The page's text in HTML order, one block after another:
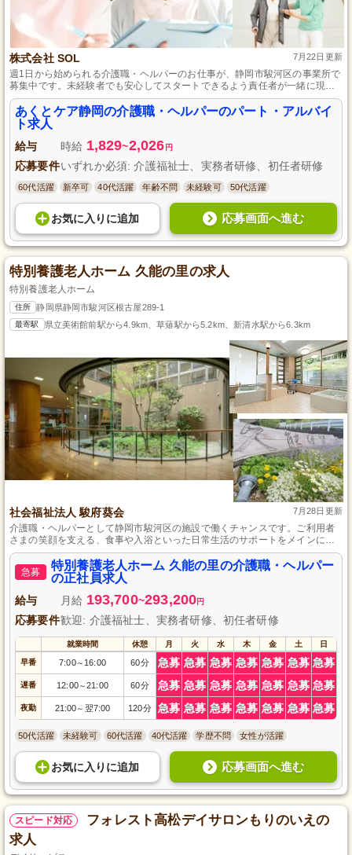
株式会社 SOL 7月22日更新
週1日から始められる介護職・ヘルパーのお仕事が、静岡市駿河区の事業所で
募集中です。未経験者でも安心してスタートできるよう責任者が一緒に現場
で指導しますし、充実した研修制度もあります。地域の方々の快適な生活を
支えるやりがいのある仕事、一緒に始めませんか？
あくとケア静岡の介護職・ヘルパーのパート・アルバイ
ト求人
給与 時給 1,829~2,026 円
応募要件いずれか必須: 介護福祉士、実務者研修、初任者研修
60代活躍 新卒可 40代活躍 年齢不問 未経験可 50代活躍
お気に入り に追加 応募画面へ進む
特別養護老人ホーム 久能の里の求人
特別養護老人ホーム
住所 静岡県静岡市駿河区根古屋289-1
最寄駅 県立美術館前駅から4.9km、草薙駅から5.2km、新清水駅から6.3km
社会福祉法人 駿府葵会 7月28日更新
介護職・ヘルパーとして静岡市駿河区の施設で働くチャンスです。ご利用者
さまの笑顔を支える、食事や入浴といった日常生活のサポートをメインに、
外出の企画や通院時の付き添いなどを行います。自動車免許と経験を活か
し、資格取得支援制度でスキルアップも目指せます。
急募
特別養護老人ホーム 久能の里の介護職・ヘルパー
の正社員求人
給与 月給 193,700~293,200円
応募要件歓迎: 介護福祉士、実務者研修、初任者研修
就業時間 休憩 月 火 水 木 金 土 日
早番 7:00～ 16:00 60分 急募 急募 急募 急募 急募 急募 急募
遅番 12:00～21:00 60分 急募 急募 急募 急募 急募 急募 急募
夜勤 21:00～ 翌7:00 120分 急募 急募 急募 急募 急募 急募 急募
50代活躍 未経験可 60代活躍 40代活躍 学歴不問 女性が活躍
お気に入り に追加 応募画面へ進む
スピード対応
フォレスト高松デイサロンもりのいえの
求人